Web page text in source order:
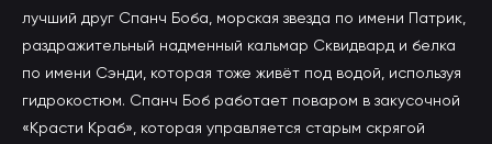
лучший друг Спанч Боба, морская звезда по имени Патрик,
раздражительный надменный кальмар Сквидвард и белка
по имени Сэнди, которая тоже живёт под водой, используя
гидрокостюм. Спанч Боб работает поваром в закусочной
«Красти Краб», которая управляется старым скрягой